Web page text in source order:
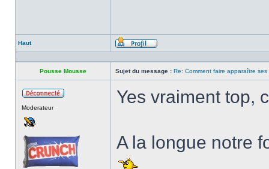
Haut
Profil
Pousse Mousse Sujet du message : Re: Comment faire apparaître ses
Moderateur
Yes vraiment top,
A la longue notre